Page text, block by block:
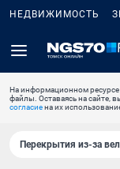
НЕДВИЖИМОСТЬ
На информационном
файлы. Оставаясь на сайте,
согласиена их
Перекрытия из-за